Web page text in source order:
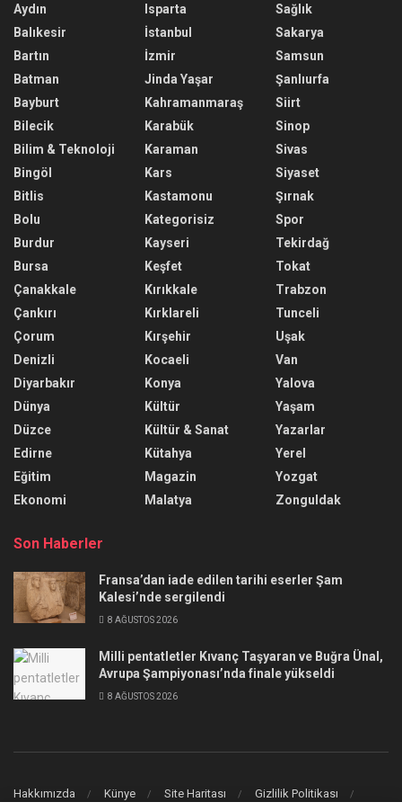
Aydın
Balıkesir
Bartın
Batman
Bayburt
Bilecik
Bilim & Teknoloji
Bingöl
Bitlis
Bolu
Burdur
Bursa
Çanakkale
Çankırı
Çorum
Denizli
Diyarbakır
Dünya
Düzce
Edirne
Eğitim
Ekonomi
Isparta
İstanbul
İzmir
Jinda Yaşar
Kahramanmaraş
Karabük
Karaman
Kars
Kastamonu
Kategorisiz
Kayseri
Keşfet
Kırıkkale
Kırklareli
Kırşehir
Kocaeli
Konya
Kültür
Kültür & Sanat
Kütahya
Magazin
Malatya
Sağlık
Sakarya
Samsun
Şanlıurfa
Siirt
Sinop
Sivas
Siyaset
Şırnak
Spor
Tekirdağ
Tokat
Trabzon
Tunceli
Uşak
Van
Yalova
Yaşam
Yazarlar
Yerel
Yozgat
Zonguldak
Son Haberler
Fransa’dan iade edilen tarihi eserler Şam
Kalesi’nde sergilendi
8 AĞUSTOS 2026
Milli pentatletler Kıvanç Taşyaran ve Buğra Ünal,
Avrupa Şampiyonası’nda finale yükseldi
8 AĞUSTOS 2026
Hakkımızda Künye Site Haritası
Gizlilik Politikası